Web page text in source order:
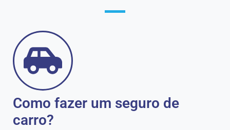
Como fazer um seguro de
carro?